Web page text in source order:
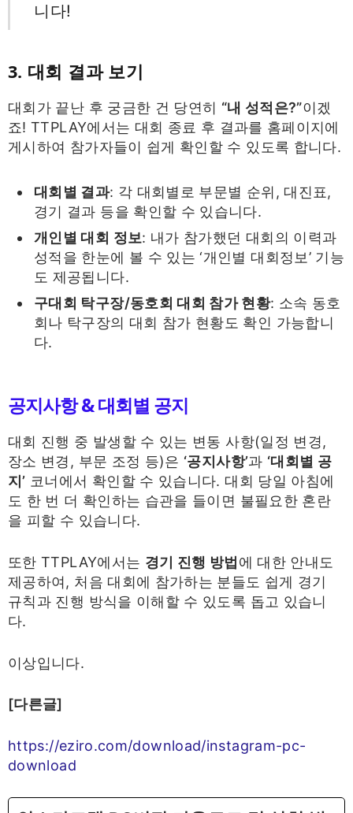
니다!
3. 대회 결과 보기
대회가 끝난 후 궁금한 건 당연히 “내 성적은?”이겠
죠! TTPLAY에서는 대회 종료 후 결과를 홈페이지에
게시하여 참가자들이 쉽게 확인할 수 있도록 합니다.
대회별 결과: 각 대회별로 부문별 순위, 대진표,
경기 결과 등을 확인할 수 있습니다.
개인별 대회 정보: 내가 참가했던 대회의 이력과
성적을 한눈에 볼 수 있는 ‘개인별 대회정보’ 기능
도 제공됩니다.
구대회 탁구장/동호회 대회 참가 현황: 소속 동호
회나 탁구장의 대회 참가 현황도 확인 가능합니
다.
공지사항 & 대회별 공지
대회 진행 중 발생할 수 있는 변동 사항(일정 변경,
장소 변경, 부문 조정 등)은 ‘공지사항’과 ‘대회별 공
지’ 코너에서 확인할 수 있습니다. 대회 당일 아침에
도 한 번 더 확인하는 습관을 들이면 불필요한 혼란
을 피할 수 있습니다.
또한 TTPLAY에서는 경기 진행 방법 에 대한 안내도
제공하여, 처음 대회에 참가하는 분들도 쉽게 경기
규칙과 진행 방식을 이해할 수 있도록 돕고 있습니
다.
이상입니다.
[다른글]
https://eziro.com/download/instagram-pc-
download